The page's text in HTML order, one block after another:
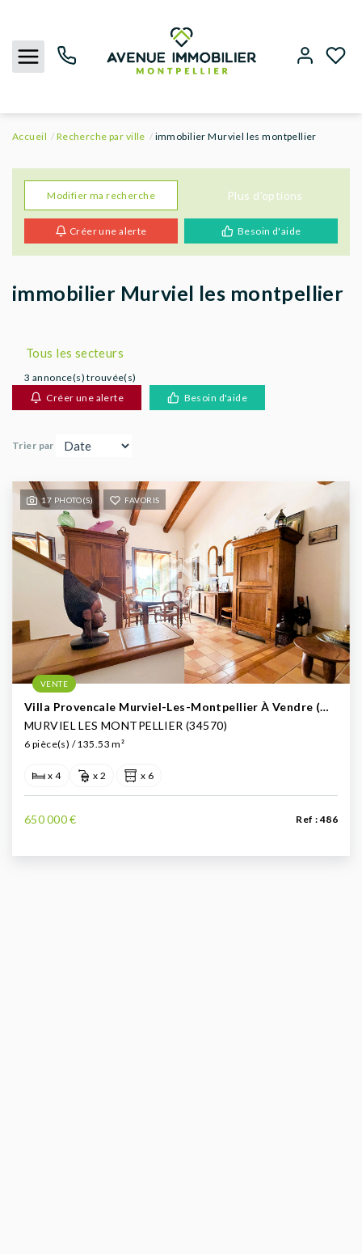
ACHETER
LOUER
BIENS VENDUS
AGENCES
Accueil Recherche par ville immobilier Murviel les montpellier
Modifier ma recherche Plus d'options
Créer une alerte Besoin d'aide
immobilier Murviel les montpellier
Tous les secteurs
3 annonce(s) trouvée(s)
Créer une alerte
Besoin d'aide
Trier par
17 PHOTO(S) FAVORIS
VENTE
Villa Provencale Murviel-Les-Montpellier À Vendre (Ouest De Montpellier)
MURVIEL LES MONTPELLIER (34570)
6 pièce(s) / 135.53 m²
x 2 x 6
x 4
650 000 € Ref : 486